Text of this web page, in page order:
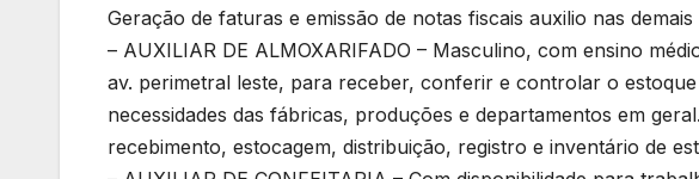
Geração de faturas e emissão de notas fiscais auxilio nas demais
– AUXILIAR DE ALMOXARIFADO – Masculino, com ensino
av. perimetral leste, para receber, conferir e controlar o
necessidades das fábricas, produções e departamentos em
recebimento, estocagem, distribuição, registro e inventário de